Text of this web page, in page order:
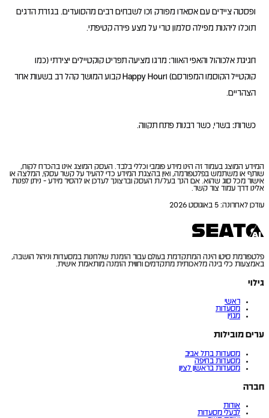
ופסטה ציידים עם אסאדו מפורק זכו לשבחים רבים מהסועדים. בגזרת הדגים
חגיגת אלכוהול והאפי האוור: מרגו מציעה תפריט קוקטיילים יצירתי (כמו
קוקטייל הקוסמו המפורסם) וHappy Hour קבוע המושך קהל רב בשעות אחר
כשרות: בשרי, כשר רבנות פתח תקווה.
המידע המוצג בעמוד זה הינו מידע פומבי וכללי בלבד. העסק המוצג אינו בהכרח לקוח,
שותף או משתמש בפלטפורמה, ואין בהצגת המידע כדי להעיד על קשר עסקי, המלצה או
אישור מכל סוג שהוא. אם הנך בעל/ת העסק וברצונך לעדכן או להסיר מידע - ניתן לפנות
אלינו דרך עמוד צור קשר.
עודכן לאחרונה: 5 באוגוסט 2026
פלטפורמת סיטו הינה המתקדמת בעולם עבור הזמנת שולחנות במסעדות וניהול הושבה,
באמצעות כלי בינה מלאכותית מתקדמים וחווית הזמנה מותאמת אישית.
גילוי
ראשי
מסעדות
מגזין
ערים מובילות
מסעדות בתל אביב
מסעדות בחיפה
מסעדות בראשון לציון
חברה
אודות
לבעלי מסעדות